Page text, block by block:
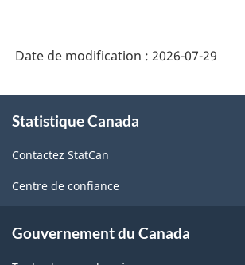
Date de modification : 2026-07-29
propos
ce
site
Statistique Canada
Contactez StatCan
Centre de confiance
Gouvernement du Canada